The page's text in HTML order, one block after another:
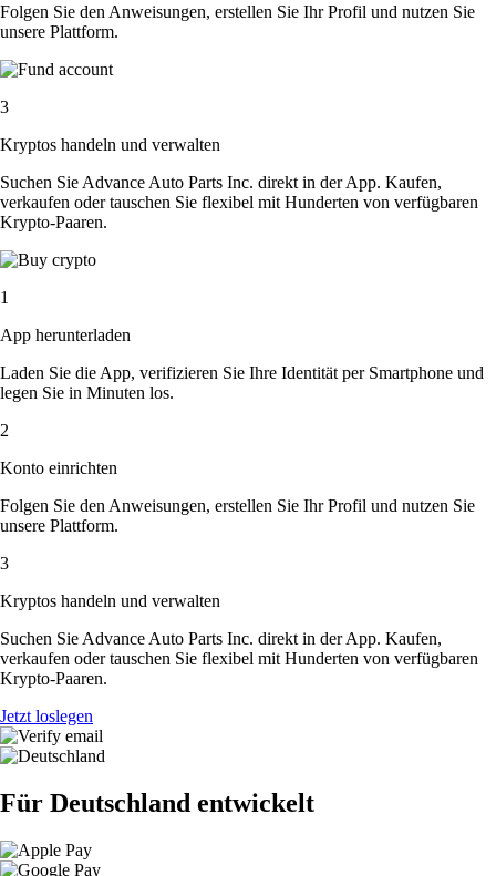
Folgen Sie den Anweisungen, erstellen Sie Ihr Profil und nutzen Sie
unsere Plattform.
3
Kryptos handeln und verwalten
Suchen Sie Advance Auto Parts Inc. direkt in der App. Kaufen,
verkaufen oder tauschen Sie flexibel mit Hunderten von verfügbaren
Krypto-Paaren.
1
App herunterladen
Laden Sie die App, verifizieren Sie Ihre Identität per Smartphone und
legen Sie in Minuten los.
2
Konto einrichten
Folgen Sie den Anweisungen, erstellen Sie Ihr Profil und nutzen Sie
unsere Plattform.
3
Kryptos handeln und verwalten
Suchen Sie Advance Auto Parts Inc. direkt in der App. Kaufen,
verkaufen oder tauschen Sie flexibel mit Hunderten von verfügbaren
Krypto-Paaren.
Jetzt loslegen
Für Deutschland entwickelt